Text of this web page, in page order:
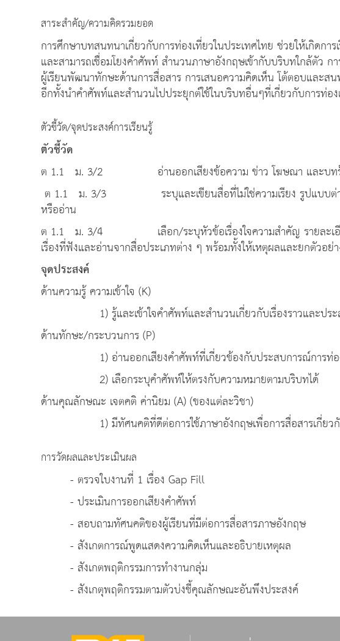
สาระสำคัญ/ความคิดรวมยอด
การศึกษาบทสนทนาเกี่ยวกับการท่องเที่ยวในประเทศไทย ช่วยให้เกิดก
และสามารถเชื่อมโยงคำศัพท์ สำนวนภาษาอังกฤษเข้ากับบริบทใกล้ตัว
ผู้เรียนพัฒนาทักษะด้านการสื่อสาร การเสนอความคิดเห็น โต้ตอบและส
อีกทั้งนำคำศัพท์และสำนวนไปประยุกต์ใช้ในบริบทอื่นๆที่เกี่ยวกับการท่อง
ตัวชี้วัด/จุดประสงค์การเรียนรู้
ตัวชี้วัด
ต 1.1 ม. 3/2 อ่านออกเสียงข้อความ ข่าว โฆษณา และบทร้อย
ต 1.1 ม. 3/3 ระบุและเขียนสื่อที่ไม่ใช่ความเรียง รูปแบบต่าง
หรืออ่าน
ต 1.1 ม. 3/4 เลือก/ระบุหัวข้อเรื่องใจความสำคัญ รายละเอีย
เรื่องที่ฟังและอ่านจากสื่อประเภทต่าง ๆ พร้อมทั้งให้เหตุผลและยกตัวอย่
จุดประส
ด้านความรู้ ความเข้าใจ (K)
1) รู้และเข้าใจคำศัพท์และสำนวนเกี่ยวกับเรื่องราวและประส
ด้านทักษะ/กระบวนการ (P)
1) อ่านออกเสียงคำศัพท์ที่เกี่ยวข้องกับประสบการณ์การท่อง
2) เลือกระบุคำศัพท์ให้ตรงกับความหมายตามบริบทได้
ด้านคุณลักษณะ เจตคติ ค่านิยม (A) (ของแต่ละวิชา)
1) มีทัศนคติที่ดีต่อการใช้ภาษาอังกฤษเพื่อการสื่อสารเกี่ยวกั
การวัดผลและประเมินผล
- ตรวจใบงานที่ 1 เรื่อง Gap Fill
- ประเมินการออกเสียงคำศัพท์
- สอบถามทัศนคติของผู้เรียนที่มีต่อการสื่อสารภาษอังกฤษ
- สังเกตการณ์พูดแสดงความคิดเห็นและอธิบายเหตุผล
- สังเกตพฤติกรรมการทำงานกลุ่ม
- สังเกตุพฤติกรรมตามตัวบ่งชี้คุณลักษณะอันพึงประสงค์